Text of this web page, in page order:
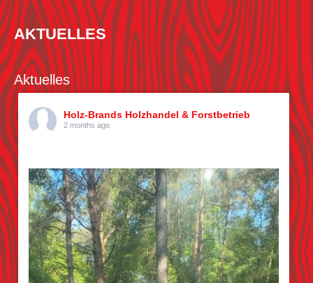
AKTUELLES
Aktuelles
Holz-Brands Holzhandel & Forstbetrieb
2 months ago